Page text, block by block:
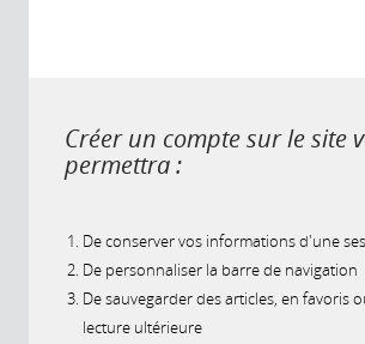
Créer un compte sur le site
permettra :
De conserver vos informations d'une
De personnaliser la barre de navigation
De sauvegarder des articles, en favoris
lecture ultérieure